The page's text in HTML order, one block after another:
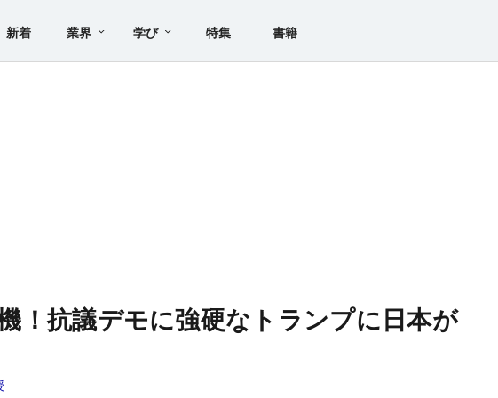
新着 業界 学び 特集 書籍
！抗議デモに強硬なトランプに日本が